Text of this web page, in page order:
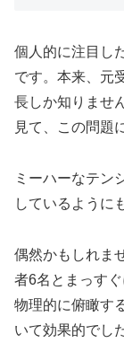
個人的に注目し
です。本来、元
長しか知りませ
見て、この問題
ミーハーなテン
しているように
偶然かもしれま
者6名とまっす
物理的に俯瞰す
いて効果的でし